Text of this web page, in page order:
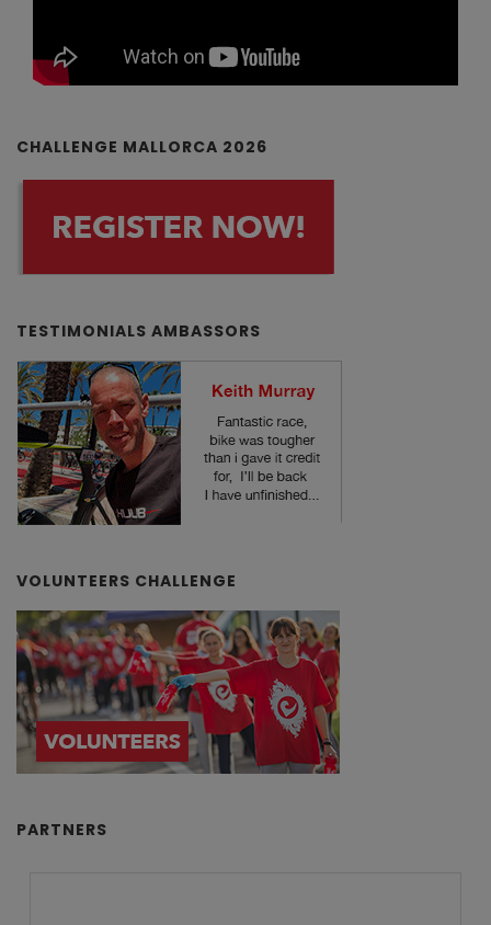
CHALLENGE MALLORCA 2026
TESTIMONIALS AMBASSORS
VOLUNTEERS CHALLENGE
PARTNERS